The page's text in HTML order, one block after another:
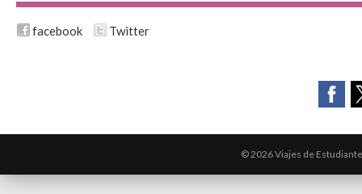
facebook Twitter
© 2026 Viajes de